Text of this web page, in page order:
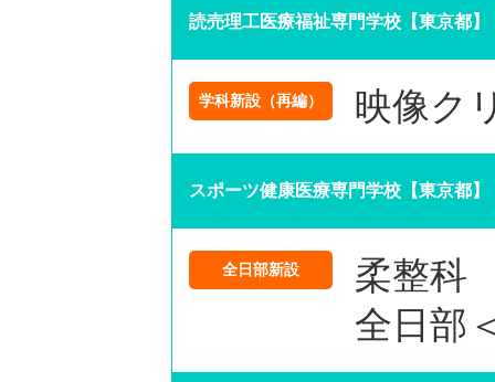
読売理工医療福祉専門学校【東京都】
学科新設（再編） 映像ク
スポーツ健康医療専門学校【東京都】
全日部新設
柔整科
全日部